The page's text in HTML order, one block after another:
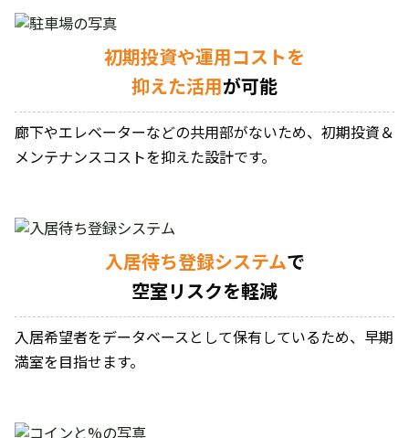
初期投資や運用コストを
抑えた活用が可能
廊下やエレベーターなどの共用部がないため、初期投資＆
メンテナンスコストを抑えた設計です。
入居待ち登録システムで
空室リスクを軽減
入居希望者をデータベースとして保有しているため、早期
満室を目指せます。